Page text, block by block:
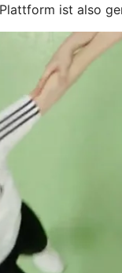
ist also